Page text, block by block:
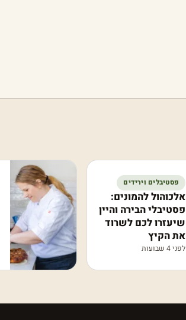
פסטיבלים וירידים
אלכוהול להמונים:
פסטיבלי הבירה והיין
שיעזרו לכם לשרוד
את הקיץ
לפני 4 שבועות